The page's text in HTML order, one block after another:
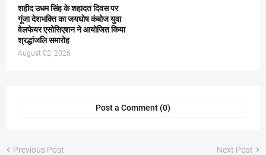
शहीद उधम सिंह के शहादत दिवस पर
गूंजा देशभक्ति का जयघोष कंबोज युवा
वेलफेयर एसोसिएशन ने आयोजित किया
श्रद्धांजलि समारोह
August 02, 2026
Post a Comment (0)
Previous Post Next Post